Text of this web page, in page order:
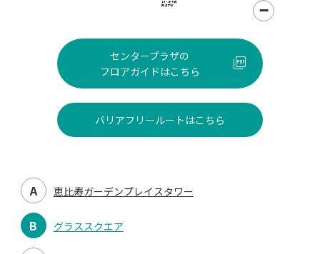
−
センタープラザの
フロアガイドはこちら
バリアフリールートはこちら
A 恵比寿ガーデンプレイスタワー
B グラススクエア